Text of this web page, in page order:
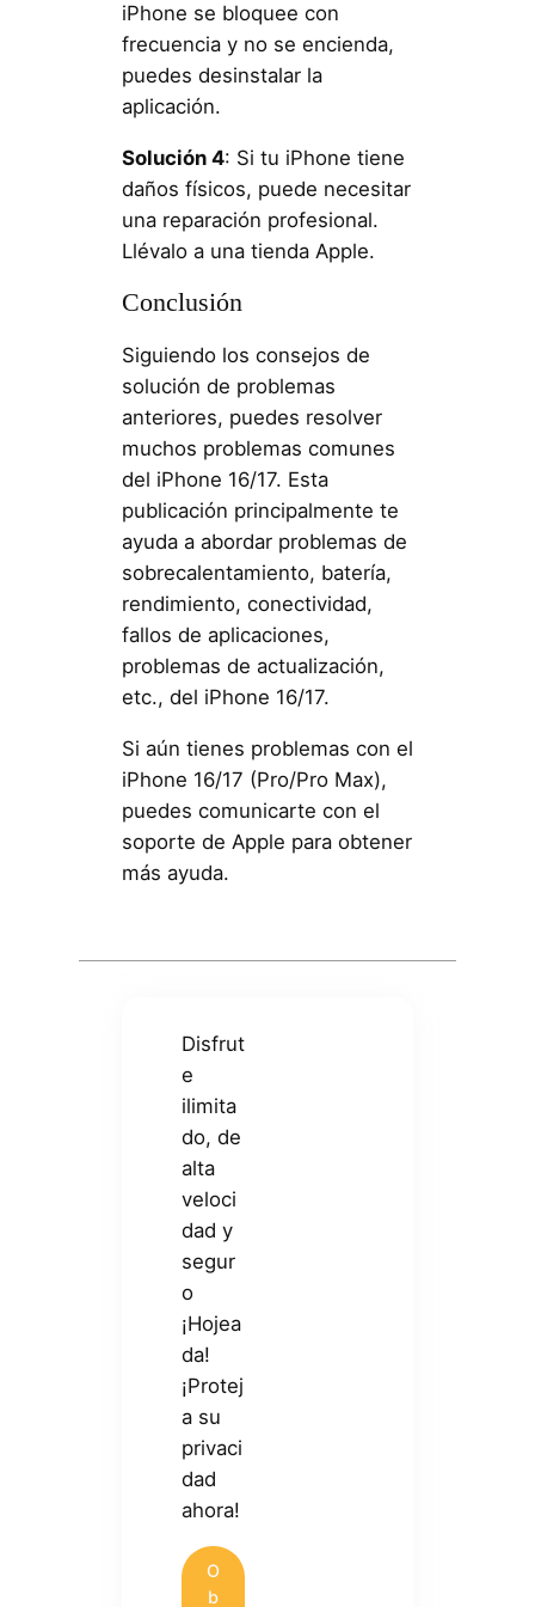
iPhone se bloquee con
frecuencia y no se encienda,
puedes desinstalar la
aplicación.
Solución 4: Si tu iPhone tiene
daños físicos, puede necesitar
una reparación profesional.
Llévalo a una tienda Apple.
Conclusión
Siguiendo los consejos de
solución de problemas
anteriores, puedes resolver
muchos problemas comunes
del iPhone 16/17. Esta
publicación principalmente te
ayuda a abordar problemas de
sobrecalentamiento, batería,
rendimiento, conectividad,
fallos de aplicaciones,
problemas de actualización,
etc., del iPhone 16/17.
Si aún tienes problemas con el
iPhone 16/17 (Pro/Pro Max),
puedes comunicarte con el
soporte de Apple para obtener
más ayuda.
Disfrut
e
ilimita
do, de
alta
veloci
dad y
segur
o
¡Hojea
da!
¡Protej
a su
privaci
dad
ahora!
O
b